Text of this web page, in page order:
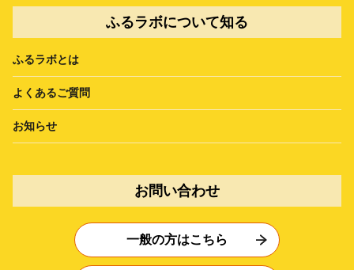
ふるラボについて知る
ふるラボとは
よくあるご質問
お知らせ
お問い合わせ
一般の方はこちら